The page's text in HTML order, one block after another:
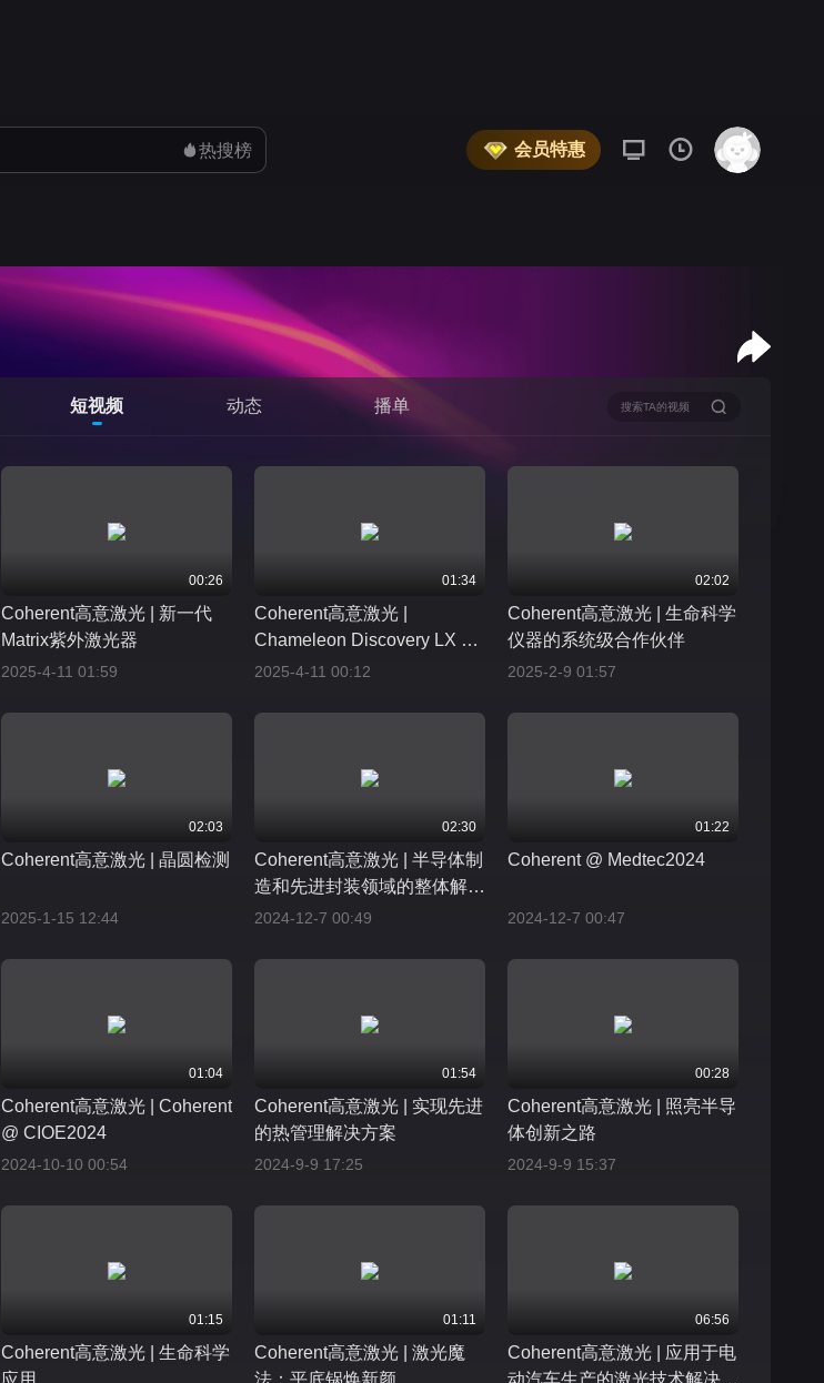
热搜榜 会员特惠
短视频 动态 播单
00:26
Coherent高意激光 | 新一代
Matrix紫外激光器
2025-4-11 01:59
01:34
Coherent高意激光 |
Chameleon Discovery LX @
LASER China2025
2025-4-11 00:12
02:02
Coherent高意激光 | 生命科学
仪器的系统级合作伙伴
2025-2-9 01:57
02:03
Coherent高意激光 | 晶圆检测
2025-1-15 12:44
02:30
Coherent高意激光 | 半导体制
造和先进封装领域的整体解决
方案
2024-12-7 00:49
01:22
Coherent @ Medtec2024
2024-12-7 00:47
01:04
Coherent高意激光 | Coherent
@ CIOE2024
2024-10-10 00:54
01:54
Coherent高意激光 | 实现先进
的热管理解决方案
2024-9-9 17:25
00:28
Coherent高意激光 | 照亮半导
体创新之路
2024-9-9 15:37
01:15
Coherent高意激光 | 生命科学
应用
01:11
Coherent高意激光 | 激光魔
法：平底锅焕新颜
06:56
Coherent高意激光 | 应用于电
动汽车生产的激光技术解决方